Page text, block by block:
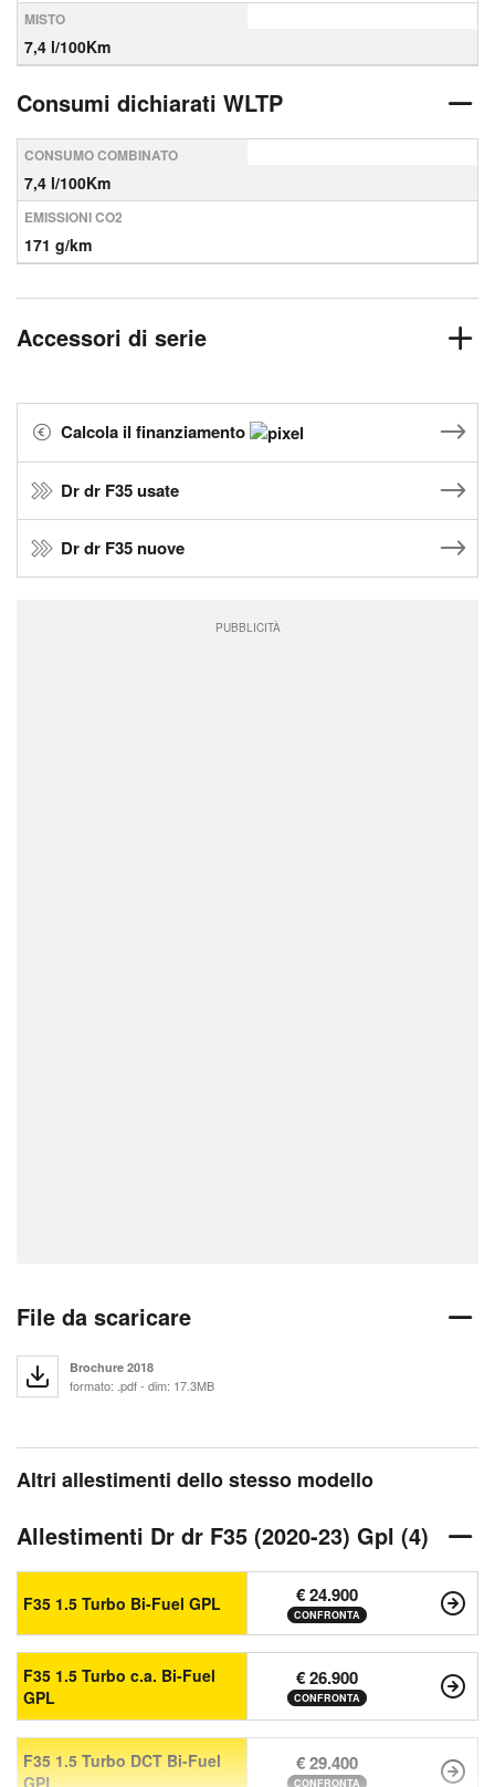
MISTO
7,4 l/100Km
Consumi dichiarati WLTP
CONSUMO COMBINATO
7,4 l/100Km
EMISSIONI CO2
171 g/km
Accessori di serie
Calcola il finanziamento
Dr dr F35 usate
Dr dr F35 nuove
PUBBLICITÀ
File da scaricare
Brochure 2018
formato: .pdf - dim: 17.3MB
Altri allestimenti dello stesso modello
Allestimenti Dr dr F35 (2020-23) Gpl (4)
F35 1.5 Turbo Bi-Fuel GPL € 24.900
CONFRONTA
F35 1.5 Turbo c.a. Bi-Fuel
GPL
€ 26.900
CONFRONTA
F35 1.5 Turbo DCT Bi-Fuel
€ 29.400
CONFRONTA